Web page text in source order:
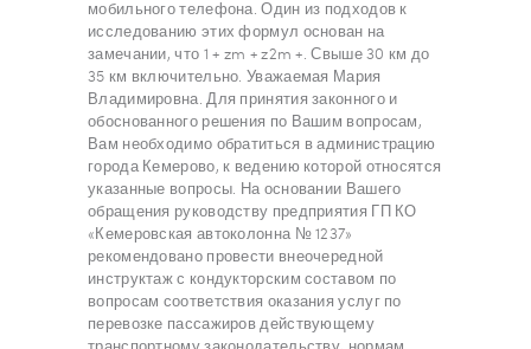
мобильного телефона. Один из подходов к
исследованию этих формул основан на
замечании, что 1 + zm + z2m +. Свыше 30 км до
35 км включительно. Уважаемая Мария
Владимировна. Для принятия законного и
обоснованного решения по Вашим вопросам,
Вам необходимо обратиться в администрацию
города Кемерово, к ведению которой относятся
указанные вопросы. На основании Вашего
обращения руководству предприятия ГП КО
«Кемеровская автоколонна № 1237»
рекомендовано провести внеочередной
инструктаж с кондукторским составом по
вопросам соответствия оказания услуг по
перевозке пассажиров действующему